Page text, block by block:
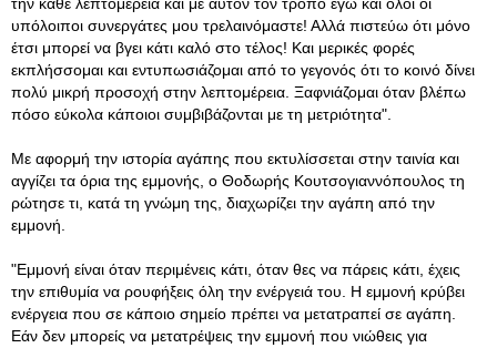
υπόλοιποι συνεργάτες μου τρελαινόμαστε! Αλλά πιστεύω ότι μόνο
έτσι μπορεί να βγει κάτι καλό στο τέλος! Και μερικές φορές
εκπλήσσομαι και εντυπωσιάζομαι από το γεγονός ότι το κοινό δίνει
πολύ μικρή προσοχή στην λεπτομέρεια. Ξαφνιάζομαι όταν βλέπω
πόσο εύκολα κάποιοι συμβιβάζονται με τη μετριότητα".
Με αφορμή την ιστορία αγάπης που εκτυλίσσεται στην ταινία και
αγγίζει τα όρια της εμμονής, ο Θοδωρής Κουτσογιαννόπουλος τη
ρώτησε τι, κατά τη γνώμη της, διαχωρίζει την αγάπη από την
εμμονή.
"Εμμονή είναι όταν περιμένεις κάτι, όταν θες να πάρεις κάτι, έχεις
την επιθυμία να ρουφήξεις όλη την ενέργειά του. Η εμμονή κρύβει
ενέργεια που σε κάποιο σημείο πρέπει να μετατραπεί σε αγάπη.
Εάν δεν μπορείς να μετατρέψεις την εμμονή που νιώθεις για